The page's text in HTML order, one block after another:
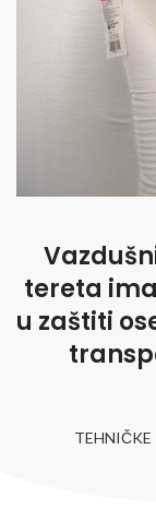
tereta
u zaštiti